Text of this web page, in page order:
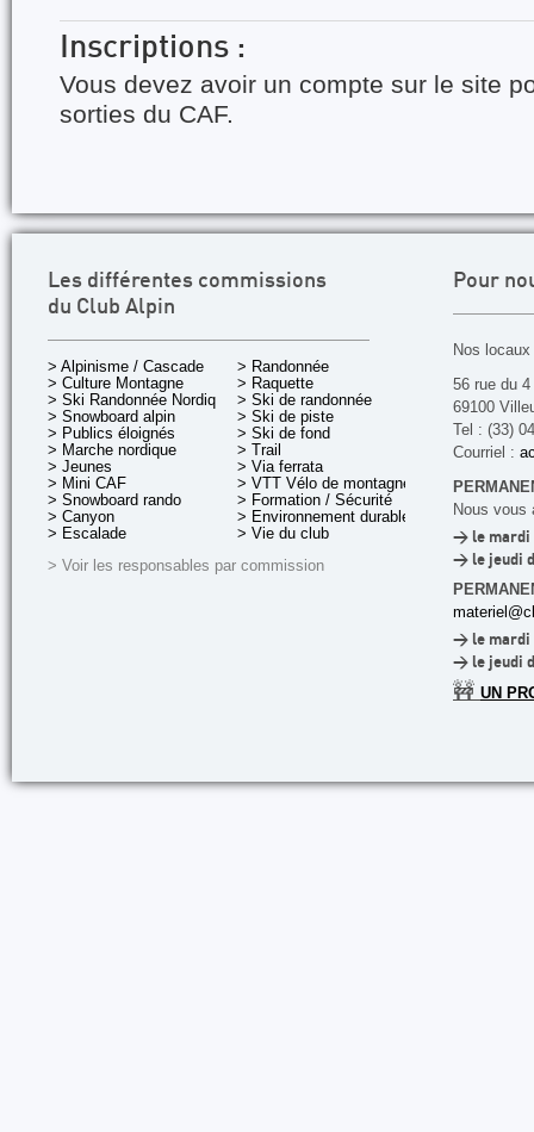
Inscriptions :
Vous devez avoir un compte sur le site
sorties du CAF.
Les différentes commissions
du Club Alpin
> Alpinisme / Cascade
> Culture Montagne
> Ski Randonnée Nordique
> Snowboard alpin
> Publics éloignés
> Marche nordique
> Jeunes
> Mini CAF
> Snowboard rando
> Canyon
> Escalade
> Randonnée
> Raquette
> Ski de randonnée
> Ski de piste
> Ski de fond
> Trail
> Via ferrata
> VTT Vélo de montagne
> Formation / Sécurité
> Environnement durable
> Vie du club
> Voir les responsables par commission
Pour
Nos
56 rue du
69100
Tel : (33)
Courriel :
Nous vous
> le mardi
> le jeudi
> le mardi
> le jeudi
🚧 UN